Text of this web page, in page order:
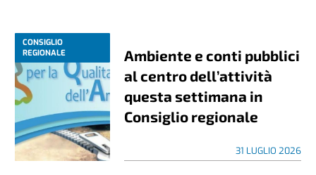
CONSIGLIO
REGIONALE
Ambiente e conti pubblici
al centro dell’attività
questa settimana in
Consiglio regionale
31 LUGLIO 2026